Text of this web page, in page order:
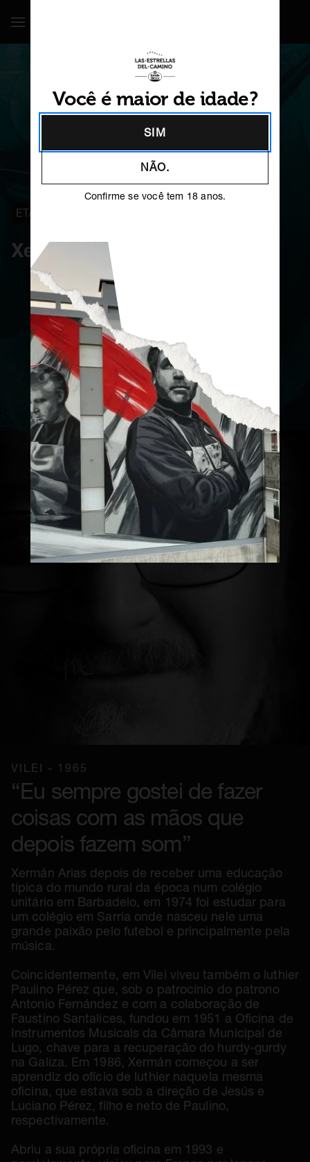
Você é maior de idade?
SIM
NÃO.
Confirme se você tem 18 anos.
Show / Hide Navigation
EN
Xermán Arias
ETAPA 27
VILEI - 1965
“Eu sempre gostei de fazer
coisas com as mãos que
depois fazem som”
Xermán Arias depois de receber uma educação
típica do mundo rural da época num colégio
unitário em Barbadelo, em 1974 foi estudar para
um colégio em Sarria onde nasceu nele uma
grande paixão pelo futebol e principalmente pela
música.
Coincidentemente, em Vilei viveu também o luthier
Paulino Pérez que, sob o patrocínio do patrono
Antonio Fernández e com a colaboração de
Faustino Santalices, fundou em 1951 a Oficina de
Instrumentos Musicais da Câmara Municipal de
Lugo, chave para a recuperação do hurdy-gurdy
na Galiza. Em 1986, Xermán começou a ser
aprendiz do ofício de luthier naquela mesma
oficina, que estava sob a direção de Jesús e
Luciano Pérez, filho e neto de Paulino,
respectivamente.
Abriu a sua própria oficina em 1993 e